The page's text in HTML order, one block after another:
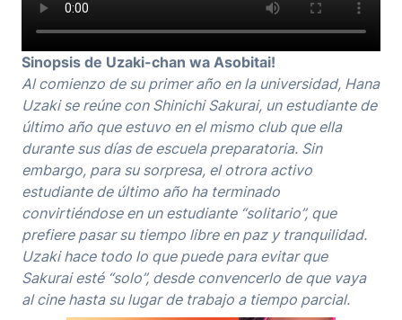
Sinopsis de Uzaki-chan wa Asobitai!
Al comienzo de su primer año en la universidad, Hana
Uzaki se reúne con Shinichi Sakurai, un estudiante de
último año que estuvo en el mismo club que ella
durante sus días de escuela preparatoria. Sin
embargo, para su sorpresa, el otrora activo
estudiante de último año ha terminado
convirtiéndose en un estudiante “solitario”, que
prefiere pasar su tiempo libre en paz y tranquilidad.
Uzaki hace todo lo que puede para evitar que
Sakurai esté “solo”, desde convencerlo de que vaya
al cine hasta su lugar de trabajo a tiempo parcial.